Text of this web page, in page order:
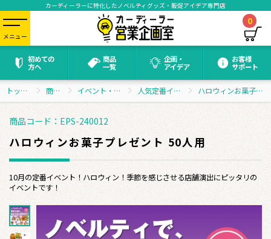
カーディーラーに特化したノベルティグッズ・販促アイデア専門店
メニュー
0
初めての
方へ
商品
一覧
企画・
アイデア
お客様
サポート
トップページ 商品一覧 イベント・抽選会グッズ 人気定番イベントセット ハロウィンお菓子プレゼント 50人用
商品コード：EPS-240012
ハロウィンお菓子プレゼント 50人用
10月の定番イベント！ハロウィン！季節を感じさせる店舗演出にピッタリの
イベントです！